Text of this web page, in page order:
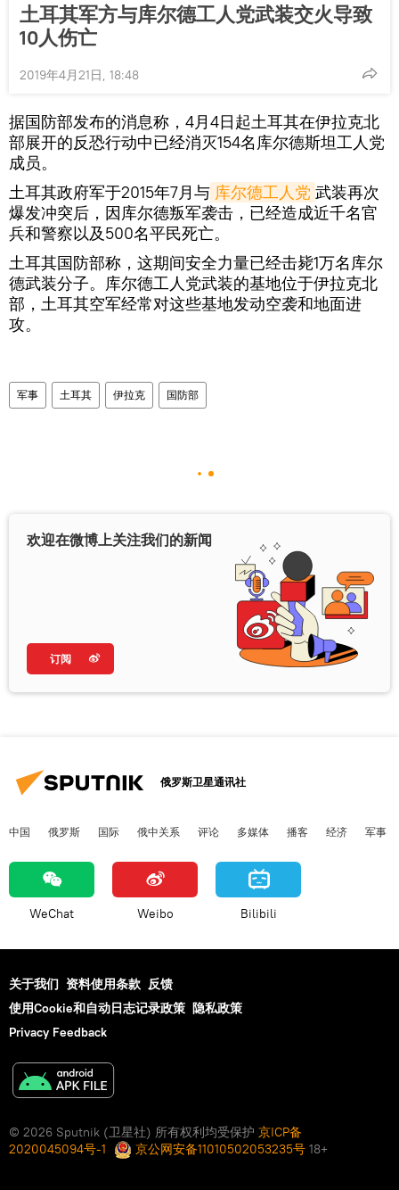
土耳其军方与库尔德工人党武装交火导致
10人伤亡
2019年4月21日, 18:48
据国防部发布的消息称，4月4日起土耳其在伊拉克北
部展开的反恐行动中已经消灭154名库尔德斯坦工人党
成员。
土耳其政府军于2015年7月与 库尔德工人党 武装再次
爆发冲突后，因库尔德叛军袭击，已经造成近千名官
兵和警察以及500名平民死亡。
土耳其国防部称，这期间安全力量已经击毙1万名库尔
德武装分子。库尔德工人党武装的基地位于伊拉克北
部，土耳其空军经常对这些基地发动空袭和地面进
攻。
军事 土耳其 伊拉克 国防部
欢迎在微博上关注我们的新闻
订阅
俄罗斯卫星通讯社
中国 俄罗斯 国际 俄中关系 评论 多媒体 播客 经济 军事
WeChat Weibo Bilibili
关于我们 资料使用条款 反馈
使用Cookie和自动日志记录政策 隐私政策
Privacy Feedback
© 2026 Sputnik (卫星社) 所有权利均受保护 京ICP备
2020045094号-1
京公网安备11010502053235号 18+